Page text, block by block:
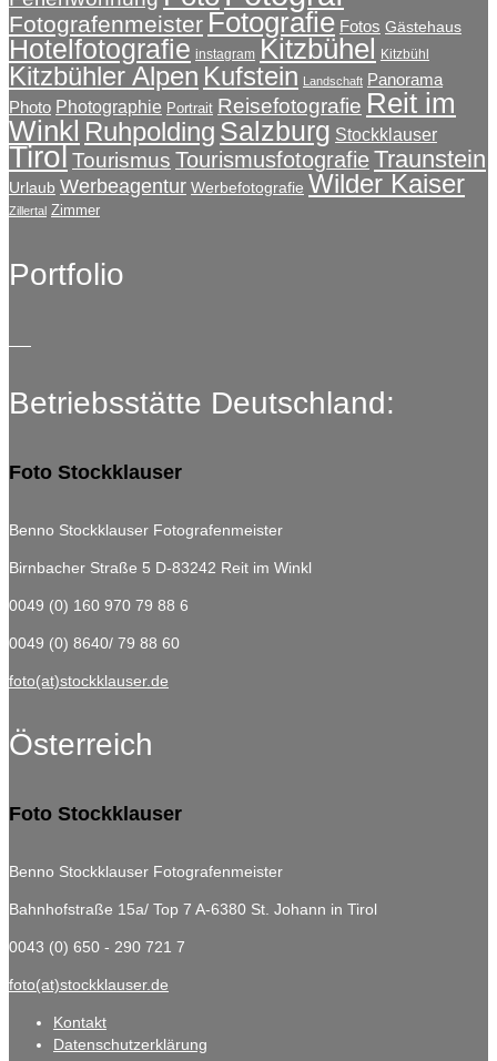
Fotografenmeister Fotografie Fotos Gästehaus
Hotelfotografie instagram Kitzbühel Kitzbühl
Kitzbühler Alpen Kufstein Landschaft Panorama
Photo Photographie Portrait Reisefotografie Reit im
Winkl Ruhpolding Salzburg Stockklauser
TirolTourismus TourismusfotografieTraunstein
Urlaub Werbeagentur Werbefotografie Wilder Kaiser
Zillertal Zimmer
Portfolio
Betriebsstätte Deutschland:
Foto Stockklauser
Benno Stockklauser Fotografenmeister
Birnbacher Straße 5 D-83242 Reit im Winkl
0049 (0) 160 970 79 88 6
0049 (0) 8640/ 79 88 60
foto(at)stockklauser.de
Österreich
Foto Stockklauser
Benno Stockklauser Fotografenmeister
Bahnhofstraße 15a/ Top 7 A-6380 St. Johann in Tirol
0043 (0) 650 - 290 721 7
foto(at)stockklauser.de
Kontakt
Datenschutzerklärung